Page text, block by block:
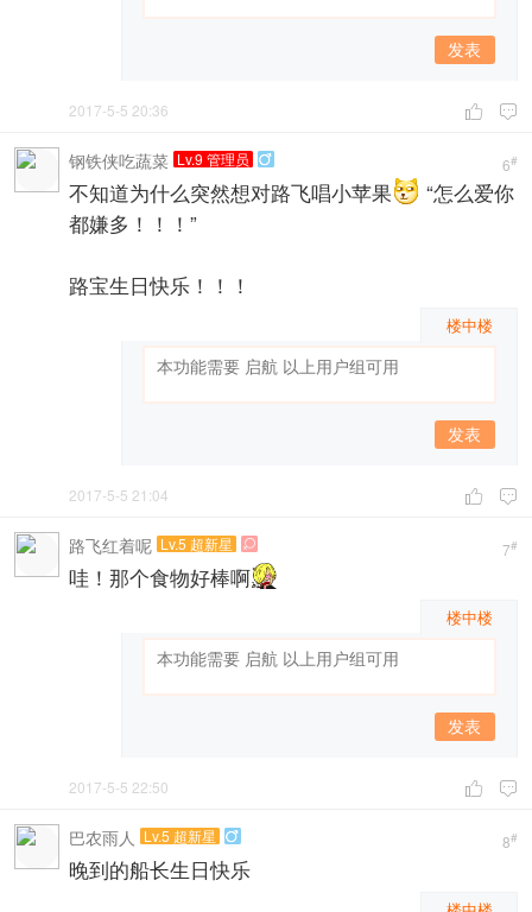
发表
 
2017-5-5 20:36
6#
钢铁侠吃蔬菜 Lv.9 管理员 
不知道为什么突然想对路飞唱小苹果
“怎么爱你
都嫌多！！！”
路宝生日快乐！！！
楼中楼
发表
 
2017-5-5 21:04
7#
路飞红着呢 Lv.5 超新星 
哇！那个食物好棒啊
楼中楼
发表
 
2017-5-5 22:50
8#
巴农雨人 Lv.5 超新星 
晚到的船长生日快乐